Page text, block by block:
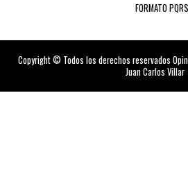
FORMATO PQRS
Copyright © Todos los derechos reservados
Juan Carlos Villar